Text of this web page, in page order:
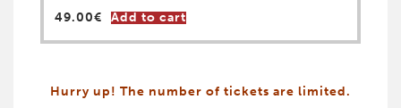
49.00€ Add to cart
Hurry up! The number of tickets are limited.